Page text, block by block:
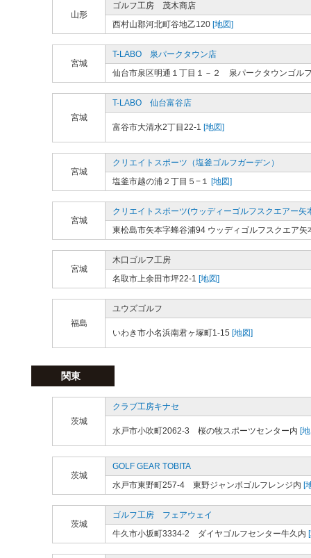
山形
ゴルフ工房 茂木商店
西村山郡河北町谷地乙120 [地図]
宮城
T-LABO 泉パークタウン店
仙台市泉区明通１丁目１－２ 泉パークタウンゴル
宮城
T-LABO 仙台富谷店
富谷市大清水2丁目22-1 [地図]
宮城
クリエイトスポーツ（塩釜ゴルフガーデン）
塩釜市越の浦２丁目５−１ [地図]
宮城
クリエイトスポーツ(ウッディーゴルフスクエアー矢
東松島市矢本字蜂谷浦94 ウッディゴルフスクエア矢
宮城
木口ゴルフ工房
名取市上余田市坪22-1 [地図]
福島
ユウズゴルフ
いわき市小名浜南君ヶ塚町1-15 [地図]
関東
茨城
クラブ工房キナセ
水戸市小吹町2062-3 桜の牧スポーツセンター内 [
茨城
GOLF GEAR TOBITA
水戸市東野町257-4 東野ジャンボゴルフレンジ内 [
茨城
ゴルフ工房 フェアウェイ
牛久市小坂町3334-2 ダイヤゴルフセンター牛久内